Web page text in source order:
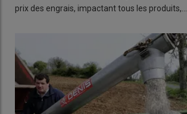
prix des engrais, impactant tous les produits,…